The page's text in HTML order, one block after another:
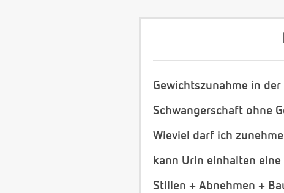
Gewichtszunahme in
Schwangerschaft ohne
Wieviel darf ich
kann Urin einhalten
Stillen + Abnehmen +